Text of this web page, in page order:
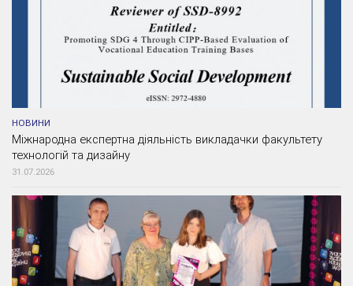
НОВИНИ
Міжнародна експертна діяльність викладачки факультету
технологій та дизайну
31.07.2026